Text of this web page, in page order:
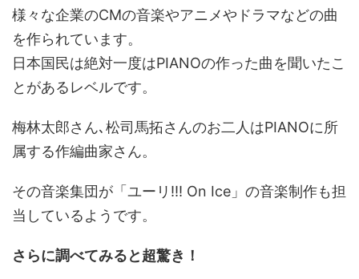
様々な企業のCMの音楽やアニメやドラマなどの曲
を作られています。
日本国民は絶対一度はPIANOの作った曲を聞いたこ
とがあるレベルです。
梅林太郎さん､松司馬拓さんのお二人はPIANOに所
属する作編曲家さん。
その音楽集団が「ユーリ!!! On Ice」の音楽制作も担
当しているようです。
さらに調べてみると超驚き！